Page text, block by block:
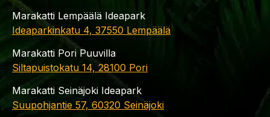
Marakatti Lempäälä Ideapark
Ideaparkinkatu 4, 37550 Lempäälä
Marakatti Pori Puuvilla
Siltapuistokatu 14, 28100 Pori
Marakatti Seinäjoki Ideapark
Suupohjantie 57, 60320 Seinäjoki